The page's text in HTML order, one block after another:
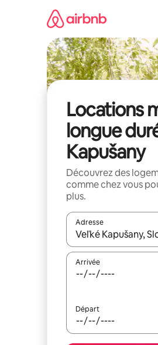
Locations
longue
Kapušany
Découvrez des
comme chez vous
plus.
Adresse
Lorsque les résultats
Arrivée
Départ